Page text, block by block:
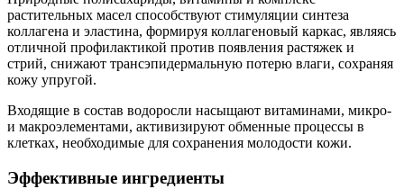
растительных масел способствуют стимуляции синтеза
коллагена и эластина, формируя коллагеновый каркас, являясь
отличной профилактикой против появления растяжек и
стрий, снижают трансэпидермальную потерю влаги, сохраняя
кожу упругой.
Входящие в состав водоросли насыщают витаминами, микро-
и макроэлементами, активизируют обменные процессы в
клетках, необходимые для сохранения молодости кожи.
Эффективные ингредиенты